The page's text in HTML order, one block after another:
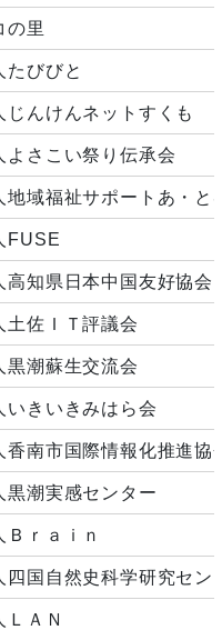
の里
たびびと
んけんネットすくも
よさこい祭り伝承会
地域福祉サポートあ・と
FUSE
高知県日本中国友好協会
土佐ＩＴ評議会
黒潮蘇生交流会
いきいきみはら会
香南市国際情報化推進協
黒潮実感センター
ｒａｉｎ
四国自然史科学研究セン
ＬＡＮ